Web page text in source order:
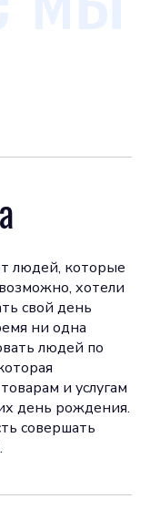
людей, которые
хотели
свой день
ни одна
людей по
и услугам
день рождения.
совершать